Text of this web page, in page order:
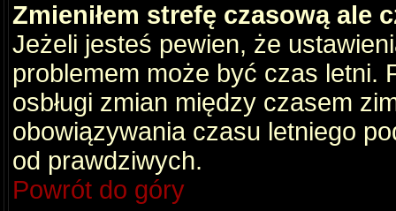
Zmieniłem strefę czasową ale
Jeżeli jesteś pewien, że
problemem może być czas letni.
osbługi zmian między czasem
obowiązywania czasu letniego
od prawdziwych.
Powrót do góry